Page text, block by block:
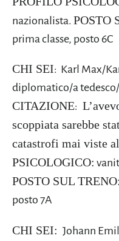
nazionalista. POSTO
prima classe, posto 6C
CHI SEI: Karl Max/
diplomatico/a
CITAZIONE:
scoppiata sarebbe
catastrofi mai viste
PSICOLOGICO:
POSTO SUL TRENO:
posto 7A
CHI SEI: Johann